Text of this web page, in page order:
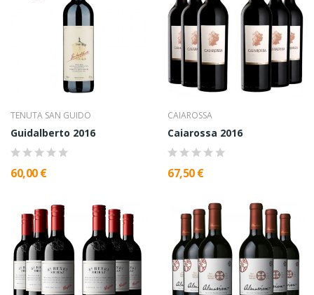
TENUTA SAN GUIDO
Guidalberto 2016
60,00 €
CAIAROSSA
Caiarossa 2016
67,50 €